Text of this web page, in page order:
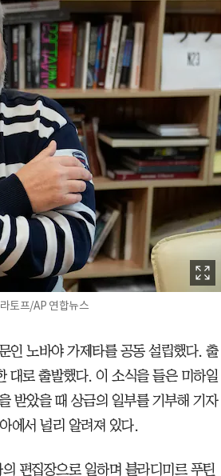
토프/AP 연합뉴스
인 노바야 가제타를 공동 설립했다. 출
대로 출발했다. 이 소식을 들은 미하일
받았을 때 상금의 일부를 기부해 기자
에서 널리 알려져 있다.
편집장으로 일하며 블라디미르 푸틴